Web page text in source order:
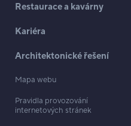
Restaurace a kavárny
Kariéra
Architektonické řešení
Mapa webu
Pravidla provozování
internetových stránek